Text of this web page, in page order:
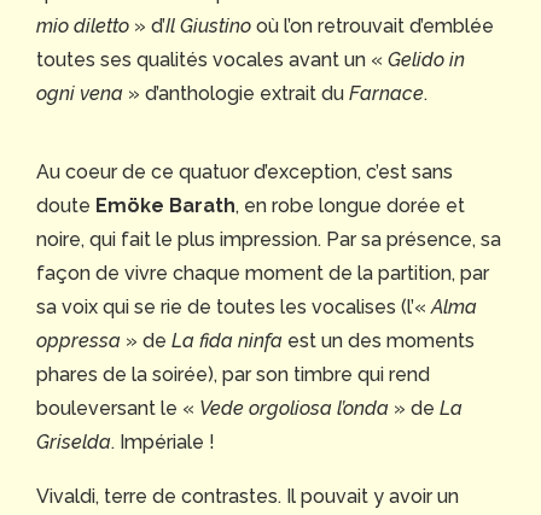
mio diletto » d’Il Giustino où l’on retrouvait d’emblée
toutes ses qualités vocales avant un « Gelido in
ogni vena » d’anthologie extrait du Farnace.
Au coeur de ce quatuor d’exception, c’est sans
doute Emöke Barath, en robe longue dorée et
noire, qui fait le plus impression. Par sa présence, sa
façon de vivre chaque moment de la partition, par
sa voix qui se rie de toutes les vocalises (l’« Alma
oppressa » de La fida ninfa est un des moments
phares de la soirée), par son timbre qui rend
bouleversant le « Vede orgoliosa l’onda » de La
Griselda. Impériale !
Vivaldi, terre de contrastes. Il pouvait y avoir un